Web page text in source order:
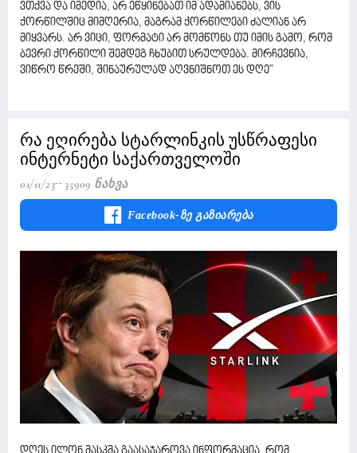
ვთქვა და იმედია, არ ეწყინებათ იმ ადამიანებს, ვის
ქორწილშიც მიმღერია, მაგრამ ქორწილები ძალიან არ
მიყვარს. არ ვიცი, ფორმატი არ მომწონს თუ იმის გამო, რომ
ბევრი ქორწილი შემდეგ ჩხუბით სრულდება. მირჩევნია,
ვიწრო წრეში, შინაურულად აღვნიშნოთ ეს დღე"
რა ეღირება სტარლინკის უსწრაფესი
ინტერნეტი საქართველოში
01/11/23 35909 Ნახვა
Facebook-Ზე Გაზიარება